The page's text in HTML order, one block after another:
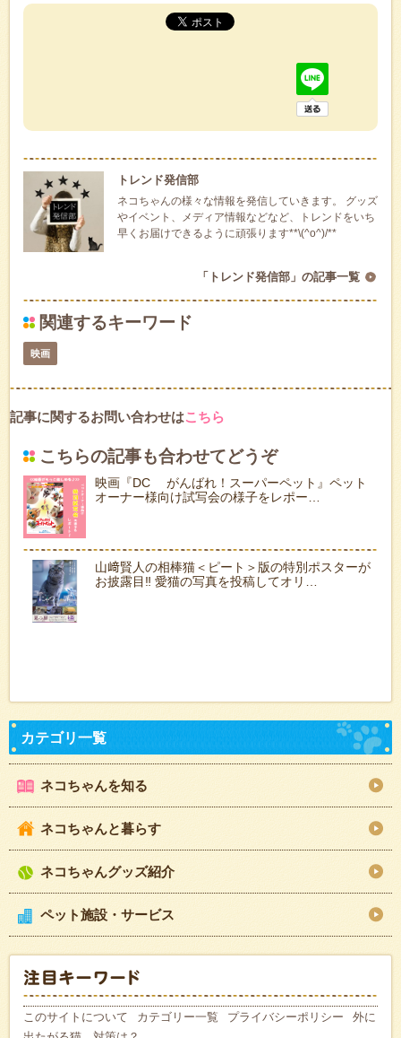
トレンド発信部
ネコちゃんの様々な情報を発信していきます。 グッズ
やイベント、メディア情報などなど、トレンドをいち
早くお届けできるように頑張ります**\(^o^)/**
「トレンド発信部」の記事一覧
関連するキーワード
映画
記事に関するお問い合わせはこちら
こちらの記事も合わせてどうぞ
映画『DC がんばれ！スーパーペット』ペット
オーナー様向け試写会の様子をレポー…
山﨑賢人の相棒猫＜ピート＞版の特別ポスターが
お披露目‼ 愛猫の写真を投稿してオリ…
ネコちゃんを知る
ネコちゃんと暮らす
ネコちゃんグッズ紹介
ペット施設・サービス
このサイトについて カテゴリー一覧 プライバシーポリシー
外に